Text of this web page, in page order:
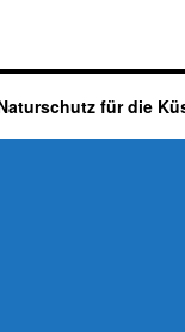
für die